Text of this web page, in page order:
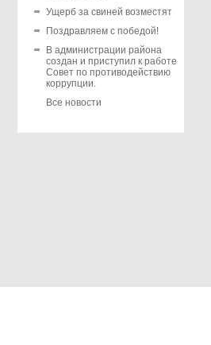
Ущерб за свиней возместят
Поздравляем с победой!
В администрации района
создан и приступил к работе
Совет по противодействию
коррупции.
Все новости